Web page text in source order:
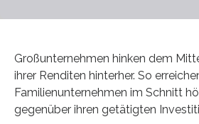
Großunternehmen hinken dem
ihrer Renditen hinterher. So
Familienunternehmen im Schnitt
gegenüber ihren getätigten